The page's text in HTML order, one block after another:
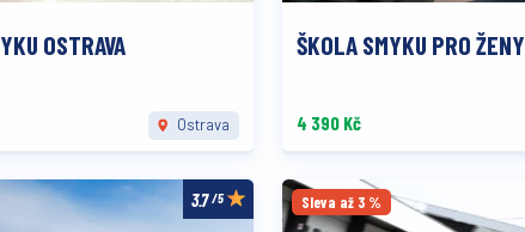
OSTRAVA
Ostrava
ŠKOLA SMYKU PRO ŽENY
4 390 Kč
/5 Sleva až 3 %